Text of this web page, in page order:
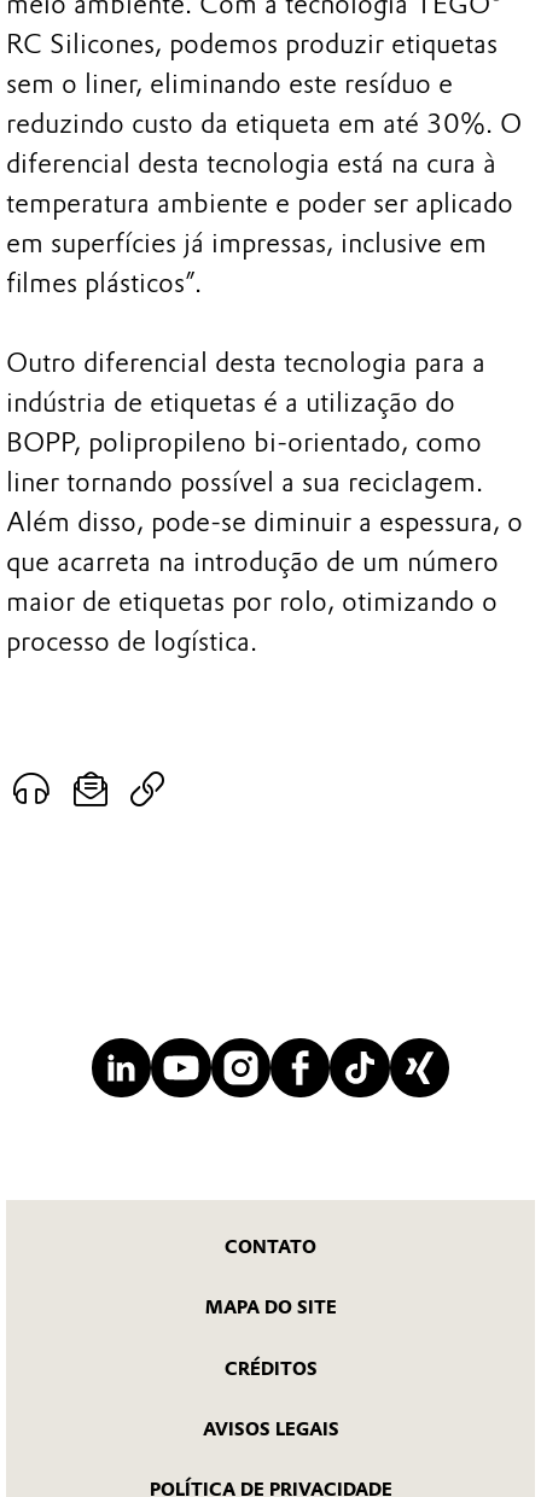
RC Silicones, podemos produzir etiquetas
sem o liner, eliminando este resíduo e
reduzindo custo da etiqueta em até 30%. O
diferencial desta tecnologia está na cura à
temperatura ambiente e poder ser aplicado
em superfícies já impressas, inclusive em
filmes plásticos”.
Outro diferencial desta tecnologia para a
indústria de etiquetas é a utilização do
BOPP, polipropileno bi-orientado, como
liner tornando possível a sua reciclagem.
Além disso, pode-se diminuir a espessura, o
que acarreta na introdução de um número
maior de etiquetas por rolo, otimizando o
processo de logística.
CONTATO
MAPA DO SITE
CRÉDITOS
AVISOS LEGAIS
POLÍTICA DE PRIVACIDADE